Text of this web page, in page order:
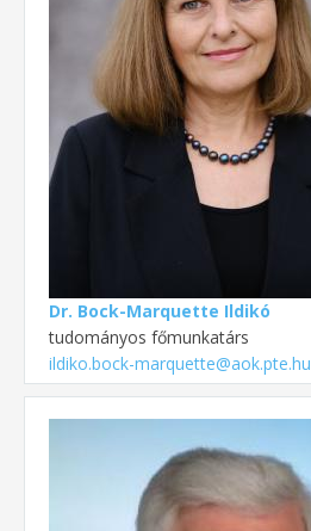
Dr. Bock-Marquette Ildikó
tudományos főmunkatárs
ildiko.bock-marquette@aok.pte.hu